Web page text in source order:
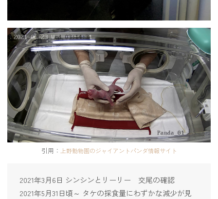
引用： 上野動物園のジャイアントパンダ情報サイト
2021年3月6日 シンシンとリーリー 交尾の確認
2021年5月31日頃～ タケの採食量にわずかな減少が見